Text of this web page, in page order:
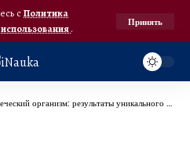
с Политика
.
Принять
результаты уникального эксперимента NASA